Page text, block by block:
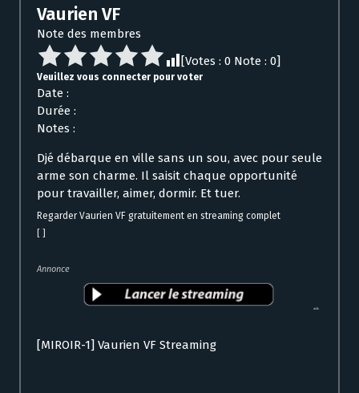
Vaurien VF
Note des membres
[Votes : 0 Note : 0]
Veuillez vous connecter pour voter
Date :
Durée :
Notes :
Djé débarque en ville sans un sou, avec pour seule
arme son charme. Il saisit chaque opportunité
pour travailler, aimer, dormir. Et tuer.
Regarder Vaurien VF gratuitement en streaming complet
Annonce
[MIROIR-1] Vaurien VF Streaming